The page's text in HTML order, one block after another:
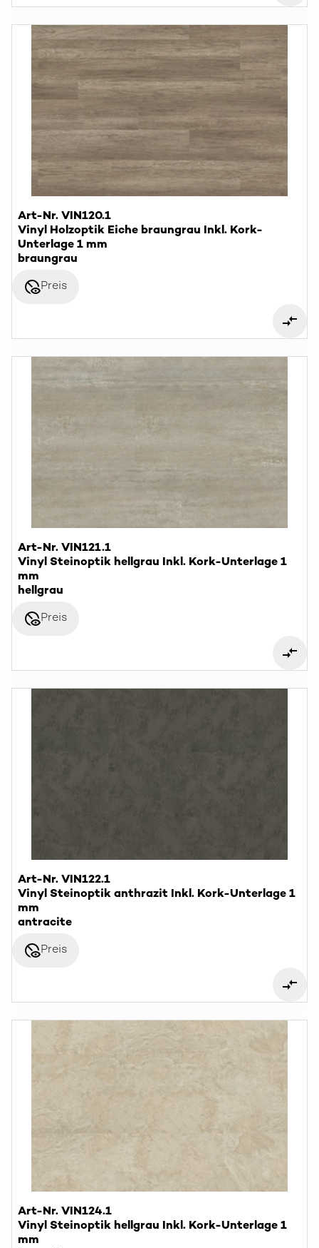
Art-Nr. VIN120.1
Vinyl Holzoptik Eiche braungrau Inkl. Kork-
Unterlage 1 mm
braungrau
disabled_visiblePreis
Art-Nr. VIN121.1
Vinyl Steinoptik hellgrau Inkl. Kork-Unterlage 1
mm
hellgrau
disabled_visiblePreis
Art-Nr. VIN122.1
Vinyl Steinoptik anthrazit Inkl. Kork-Unterlage 1
mm
antracite
disabled_visiblePreis
Art-Nr. VIN124.1
Vinyl Steinoptik hellgrau Inkl. Kork-Unterlage 1
mm